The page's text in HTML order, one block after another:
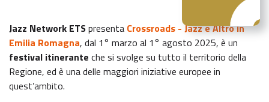
Jazz Network ETSpresenta Crossroads - Jazz e Altro in
Emilia Romagna, dal 1° marzo al 1° agosto 2025, è un
festival itinerante che si svolge su tutto il territorio della
Regione, ed è una delle maggiori iniziative europee in
quest’ambito.